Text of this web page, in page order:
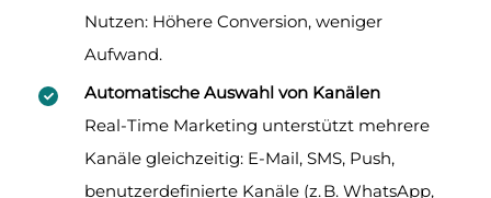
Nutzen: Höhere Conversion, weniger
Aufwand.
Automatische Auswahl von Kanälen
Real-Time Marketing unterstützt mehrere
Kanäle gleichzeitig: E-Mail, SMS, Push,
benutzerdefinierte Kanäle (z. B. WhatsApp,